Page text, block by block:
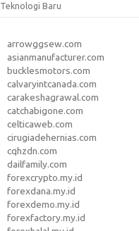
Teknologi Baru
arrowggsew.com
asianmanufacturer.com
bucklesmotors.com
calvaryintcanada.com
carakeshagrawal.com
catchabigone.com
celticaweb.com
cirugiadehernias.com
cqhzdn.com
dailfamily.com
forexcrypto.my.id
forexdana.my.id
forexdemo.my.id
forexfactory.my.id